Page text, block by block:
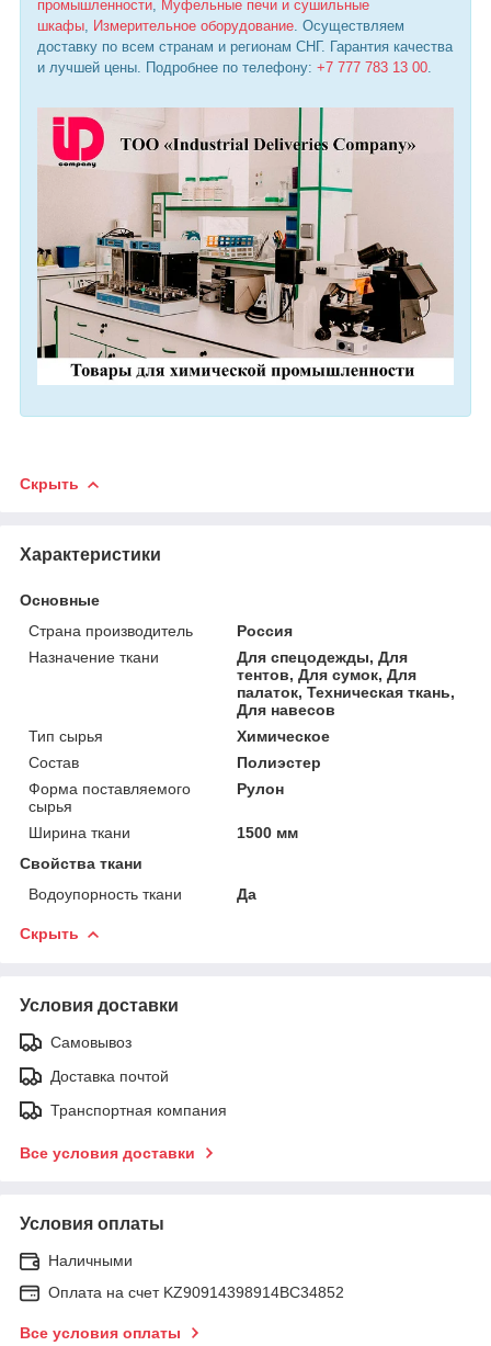
промышленности, Муфельные печи и сушильные
шкафы, Измерительное оборудование. Осуществляем
доставку по всем странам и регионам СНГ. Гарантия качества
и лучшей цены. Подробнее по телефону: +7 777 783 13 00.
Скрыть
Характеристики
Основные
Страна производитель
Россия
Назначение ткани
Для спецодежды, Для
тентов, Для сумок, Для
палаток, Техническая ткань,
Для навесов
Тип сырья
Химическое
Состав
Полиэстер
Форма поставляемого
сырья
Рулон
Ширина ткани
1500 мм
Свойства ткани
Водоупорность ткани
Да
Скрыть
Условия доставки
Самовывоз
Доставка почтой
Транспортная компания
Все условия доставки
Условия оплаты
Наличными
Оплата на счет KZ90914398914ВС34852
Все условия оплаты